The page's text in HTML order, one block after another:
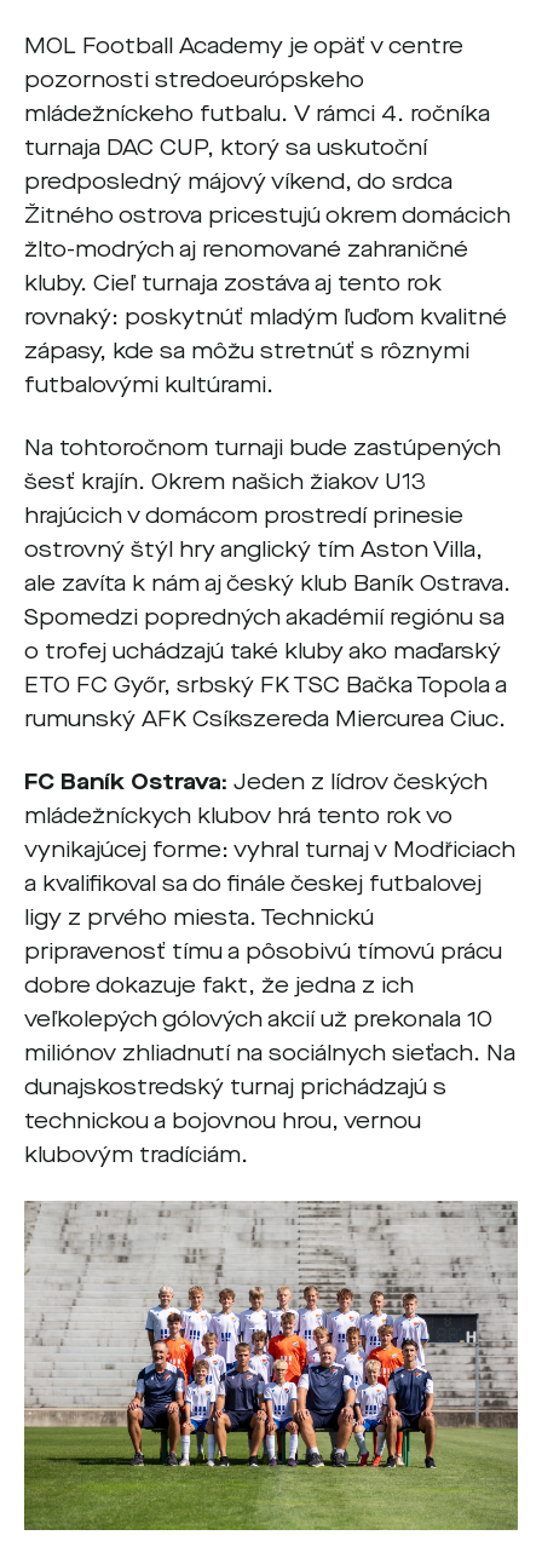
MOL Football Academy je opäť v centre
pozornosti stredoeurópskeho
mládežníckeho futbalu. V rámci 4. ročníka
turnaja DAC CUP, ktorý sa uskutoční
predposledný májový víkend, do srdca
Žitného ostrova pricestujú okrem domácich
žlto-modrých aj renomované zahraničné
kluby. Cieľ turnaja zostáva aj tento rok
rovnaký: poskytnúť mladým ľuďom kvalitné
zápasy, kde sa môžu stretnúť s rôznymi
futbalovými kultúrami.
Na tohtoročnom turnaji bude zastúpených
šesť krajín. Okrem našich žiakov U13
hrajúcich v domácom prostredí prinesie
ostrovný štýl hry anglický tím Aston Villa,
ale zavíta k nám aj český klub Baník Ostrava.
Spomedzi popredných akadémií regiónu sa
o trofej uchádzajú také kluby ako maďarský
ETO FC Győr, srbský FK TSC Bačka Topola a
rumunský AFK Csíkszereda Miercurea Ciuc.
FC Baník Ostrava: Jeden z lídrov českých
mládežníckych klubov hrá tento rok vo
vynikajúcej forme: vyhral turnaj v Modřiciach
a kvalifikoval sa do finále českej futbalovej
ligy z prvého miesta. Technickú
pripravenosť tímu a pôsobivú tímovú prácu
dobre dokazuje fakt, že jedna z ich
veľkolepých gólových akcií už prekonala 10
miliónov zhliadnutí na sociálnych sieťach. Na
dunajskostredský turnaj prichádzajú s
technickou a bojovnou hrou, vernou
klubovým tradíciám.